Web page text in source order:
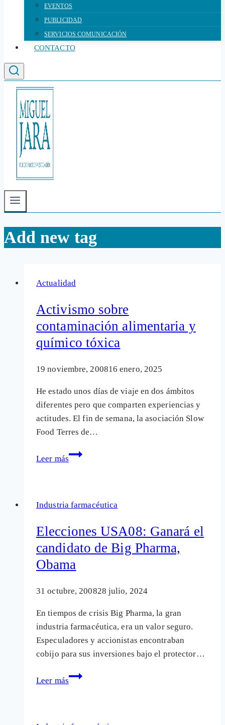
EVENTOS
PUBLICIDAD
SERVICIOS COMUNICACIÓN
CONTACTO
Add new tag
Actualidad
Activismo sobre
contaminación alimentaria y
químico tóxica
19 noviembre, 200816 enero, 2025
He estado unos días de viaje en dos ámbitos
diferentes pero que comparten experiencias y
actitudes. El fin de semana, la asociación Slow
Food Terres de…
Leer más
Activismo
y
tóxica
Industria farmacéutica
Elecciones USA08: Ganará el
candidato de Big Pharma,
Obama
31 octubre, 200828 julio, 2024
En tiempos de crisis Big Pharma, la gran
industria farmacéutica, era un valor seguro.
Especuladores y accionistas encontraban
cobijo para sus inversiones bajo el protector…
Leer más
Elecciones